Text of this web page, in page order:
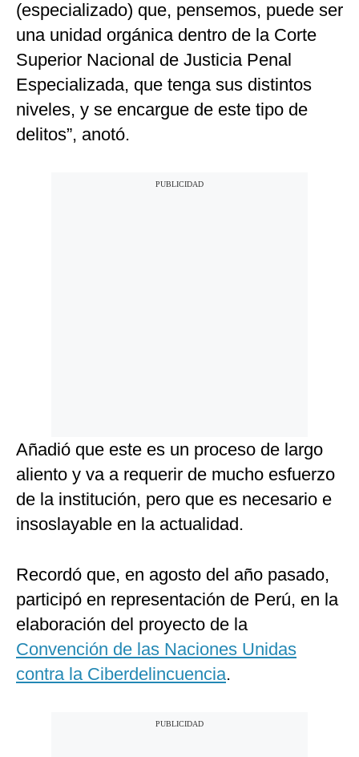
(especializado) que, pensemos, puede ser
una unidad orgánica dentro de la Corte
Superior Nacional de Justicia Penal
Especializada, que tenga sus distintos
niveles, y se encargue de este tipo de
delitos”, anotó.
Añadió que este es un proceso de largo
aliento y va a requerir de mucho esfuerzo
de la institución, pero que es necesario e
insoslayable en la actualidad.
Recordó que, en agosto del año pasado,
participó en representación de Perú, en la
elaboración del proyecto de la
Convención de las Naciones Unidas
contra la Ciberdelincuencia.